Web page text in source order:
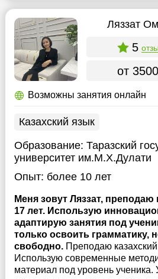
Ляззат
5
от
Возможны занятия онлайн
Казахский язык
Образование: Таразский
университет им.М.Х.Дулати
Опыт: более 10 лет
Меня зовут Ляззат, преподаю
17 лет. Использую
адаптирую занятия под
только освоить грамматику,
свободно. Преподаю
Использую современные
материал под уровень ученика.